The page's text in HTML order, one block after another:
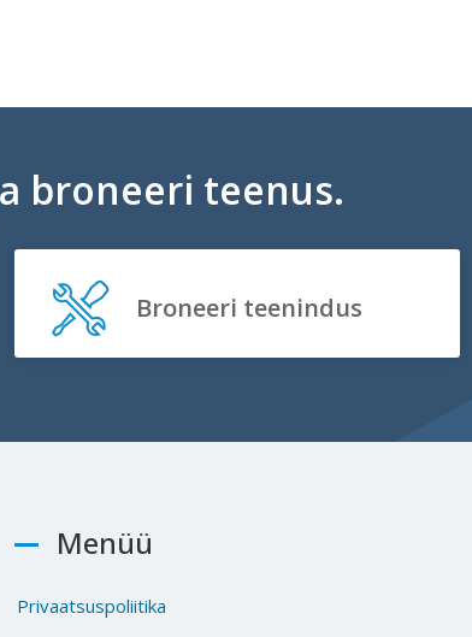
broneeri teenus.
Broneeri teenindus
Menüü
Privaatsuspoliitika